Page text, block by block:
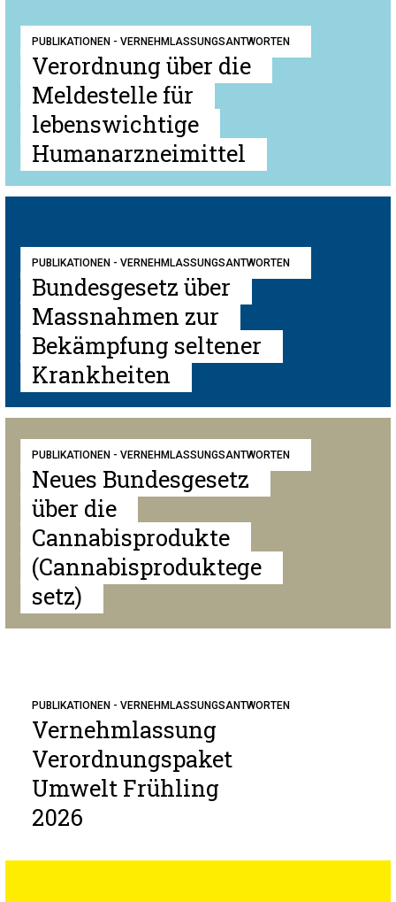
PUBLIKATIONEN - VERNEHMLASSUNGSANTWORTEN
Verordnung über die
Meldestelle für
lebenswichtige
Humanarzneimittel
PUBLIKATIONEN - VERNEHMLASSUNGSANTWORTEN
Bundesgesetz über
Massnahmen zur
Bekämpfung seltener
Krankheiten
PUBLIKATIONEN - VERNEHMLASSUNGSANTWORTEN
Neues Bundesgesetz
über die
Cannabisprodukte
(Cannabisproduktege
setz)
PUBLIKATIONEN - VERNEHMLASSUNGSANTWORTEN
Vernehmlassung
Verordnungspaket
Umwelt Frühling
2026